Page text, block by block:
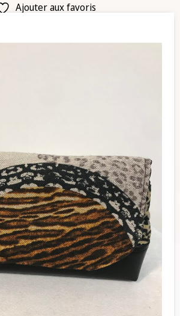
Ajouter aux favoris